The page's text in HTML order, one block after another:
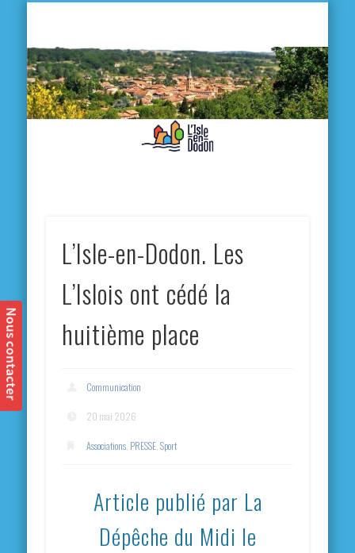
L’Isle-en-Dodon. Les
L’Islois ont cédé la
huitième place
Communication
20 mai 2026
Associations PRESSE ,Sport
Article publié par La
Dépêche du Midi le